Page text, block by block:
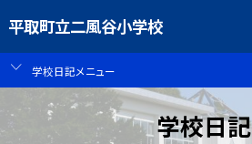
平取町立二風谷小学校
学校日記メニュー
学校日記